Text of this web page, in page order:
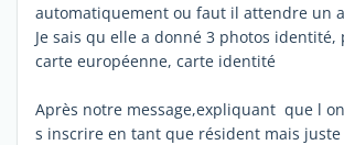
automatiquement ou faut il attendre un
Je sais qu elle a donné 3 photos identité,
carte européenne, carte identité
Après notre message,expliquant que l
s inscrire en tant que résident mais